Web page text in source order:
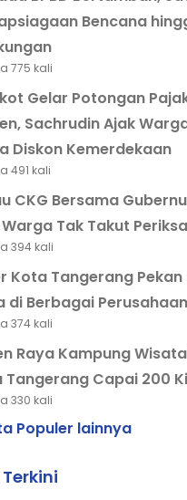
Bencana
775 kali
Gelar Potongan
Sachrudin Ajak
Diskon Kemerdekaan
491 kali
CKG Bersama
Tak Takut
394 kali
Kota Tangerang Pekan
di Berbagai Perusahaan
374 kali
Raya Kampung
Tangerang Capai 200
330 kali
Populer lainnya